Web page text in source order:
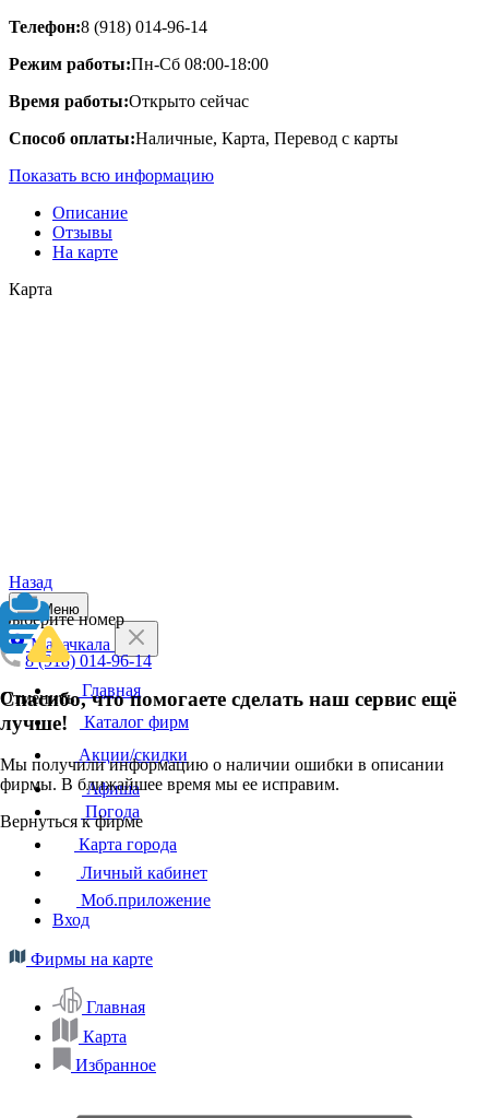
Телефон:8 (918) 014-96-14
Режим работы:Пн-Сб 08:00-18:00
Время работы:Открыто сейчас
Способ оплаты:Наличные, Карта, Перевод с карты
Показать всю информацию
Описание
Отзывы
На карте
Карта
Назад
Выберите номер
8 (918) 014-96-14
Отменить
Спасибо, что помогаете сделать наш сервис ещё
лучше!
Мы получили информацию о наличии ошибки в описании
фирмы. В ближайшее время мы ее исправим.
Вернуться к фирме
Меню
Махачкала
Главная
Каталог фирм
Акции/скидки
Афиша
Погода
Карта города
Личный кабинет
Моб.приложение
Вход
Фирмы на карте
Главная
Карта
Избранное